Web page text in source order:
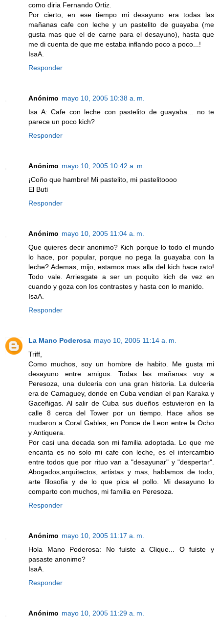
como diria Fernando Ortiz.
Por cierto, en ese tiempo mi desayuno era todas las
mañanas cafe con leche y un pastelito de guayaba (me
gusta mas que el de carne para el desayuno), hasta que
me di cuenta de que me estaba inflando poco a poco...!
IsaA.
Responder
Anónimo mayo 10, 2005 10:38 a. m.
Isa A: Cafe con leche con pastelito de guayaba... no te
parece un poco kich?
Responder
Anónimo mayo 10, 2005 10:42 a. m.
¡Coño que hambre! Mi pastelito, mi pastelitoooo
El Buti
Responder
Anónimo mayo 10, 2005 11:04 a. m.
Que quieres decir anonimo? Kich porque lo todo el mundo
lo hace, por popular, porque no pega la guayaba con la
leche? Ademas, mijo, estamos mas alla del kich hace rato!
Todo vale. Arriesgate a ser un poquito kich de vez en
cuando y goza con los contrastes y hasta con lo manido.
IsaA.
Responder
La Mano Poderosa mayo 10, 2005 11:14 a. m.
Triff,
Como muchos, soy un hombre de habito. Me gusta mi
desayuno entre amigos. Todas las mañanas voy a
Peresoza, una dulceria con una gran historia. La dulceria
era de Camaguey, donde en Cuba vendian el pan Karaka y
Gaceñigas. Al salir de Cuba sus dueños estuvieron en la
calle 8 cerca del Tower por un tiempo. Hace años se
mudaron a Coral Gables, en Ponce de Leon entre la Ocho
y Antiquera.
Por casi una decada son mi familia adoptada. Lo que me
encanta es no solo mi cafe con leche, es el intercambio
entre todos que por rituo van a "desayunar" y "despertar".
Abogados,arquitectos, artistas y mas, hablamos de todo,
arte filosofia y de lo que pica el pollo. Mi desayuno lo
comparto con muchos, mi familia en Peresoza.
Responder
Anónimo mayo 10, 2005 11:17 a. m.
Hola Mano Poderosa: No fuiste a Clique... O fuiste y
pasaste anonimo?
IsaA.
Responder
Anónimo mayo 10, 2005 11:29 a. m.